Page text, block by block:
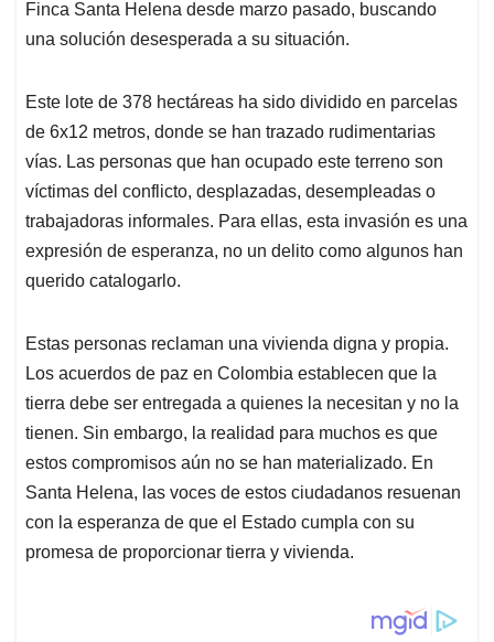
Finca Santa Helena desde marzo pasado, buscando
una solución desesperada a su situación.
Este lote de 378 hectáreas ha sido dividido en parcelas
de 6x12 metros, donde se han trazado rudimentarias
vías. Las personas que han ocupado este terreno son
víctimas del conflicto, desplazadas, desempleadas o
trabajadoras informales. Para ellas, esta invasión es una
expresión de esperanza, no un delito como algunos han
querido catalogarlo.
Estas personas reclaman una vivienda digna y propia.
Los acuerdos de paz en Colombia establecen que la
tierra debe ser entregada a quienes la necesitan y no la
tienen. Sin embargo, la realidad para muchos es que
estos compromisos aún no se han materializado. En
Santa Helena, las voces de estos ciudadanos resuenan
con la esperanza de que el Estado cumpla con su
promesa de proporcionar tierra y vivienda.